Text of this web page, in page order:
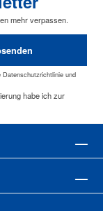
mehr verpassen.
Datenschutzrichtlinieund
habe ich zur